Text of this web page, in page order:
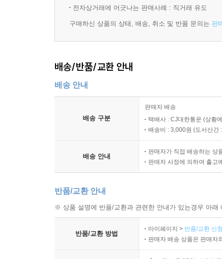
전자상거래에 어긋나는 판매사례 : 직거래 유도
구매하신 상품의 상태, 배송, 취소 및 반품 문의는 판
배송/반품/교환 안내
배송 안내
배송 구분
판매자 배송
택배사 : CJ대한통운 (상황
배송비 : 3,000원 (도서산간
배송 안내
판매자가 직접 배송하는 상
판매자 사정에 의하여 출고
반품/교환 안내
※ 상품 설명에 반품/교환과 관련한 안내가 있는경우 아
반품/교환 방법
마이페이지 > 반품/교환 신
판매자 배송 상품은 판매자